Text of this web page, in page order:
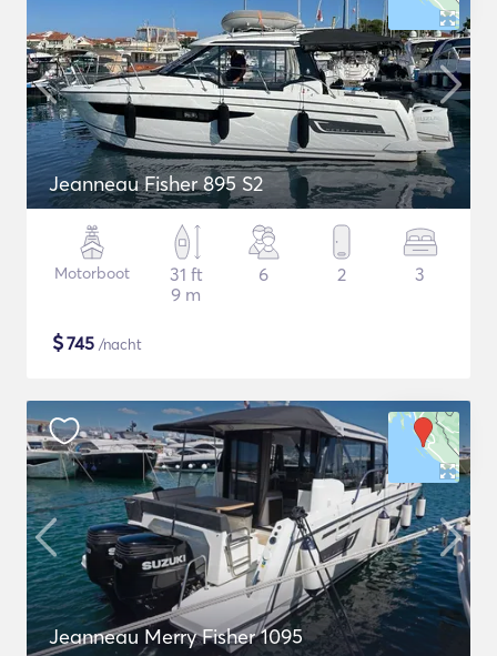
Jeanneau Fisher 895 S2
Motorboot
31 ft
9 m
6 2 3
$745 /nacht
Jeanneau Merry Fisher 1095